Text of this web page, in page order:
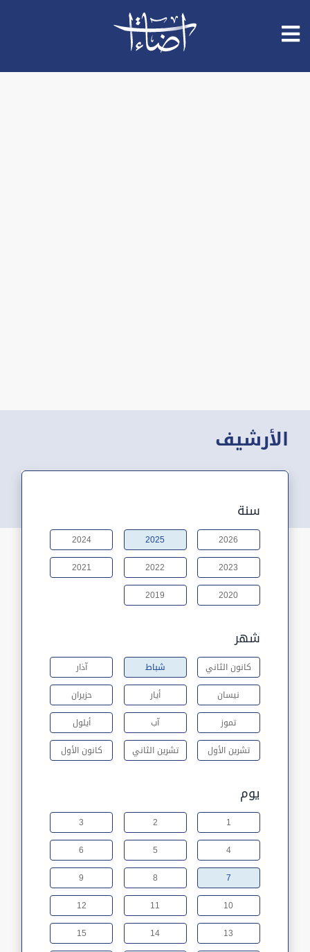
الأرشيف
سنة
2026
2025
2024
2023
2022
2021
2020
2019
شهر
كانون الثاني شباط
آذار
نيسان
أيار
حزيران
تموز
آب
أيلول
تشرين الأول
تشرين الثاني كانون الأول
يوم
1
2
3
4
5
6
7
8
9
10
11
12
13
14
15